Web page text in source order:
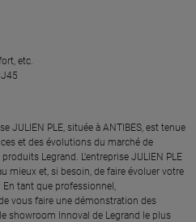
etc.​
JULIEN PLE, située à ANTIBES, est tenue
et des évolutions du marché de
Legrand. L’entreprise JULIEN PLE
mieux et, si besoin, de faire évoluer votre
tant que professionnel,
vous faire une démonstration des
showroom Innoval de Legrand le plus